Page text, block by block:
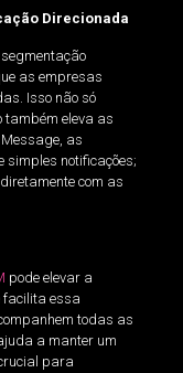
Direcionada
as empresas
Isso não só
também eleva as
as
notificações;
com as
pode elevar a
facilita essa
todas as
a manter um
para